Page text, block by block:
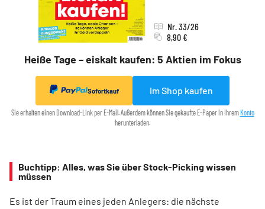
Heiße Tage – eiskalt kaufen: 5 Aktien im Fokus
Nr. 33/26
8,90 €
Sofortkauf Im Shop kaufen
Sie erhalten einen Download-Link per E-Mail. Außerdem können Sie gekaufte E-Paper in Ihrem Konto
herunterladen.
Buchtipp: Alles, was Sie über Stock-Picking wissen
müssen
Es ist der Traum eines jeden Anlegers: die nächste